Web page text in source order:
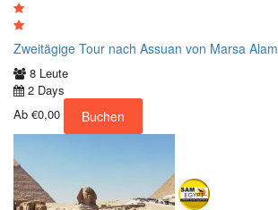
Zweitägige Tour nach Assuan von Marsa Alam
8 Leute
2 Days
Ab €0,00 Buchen